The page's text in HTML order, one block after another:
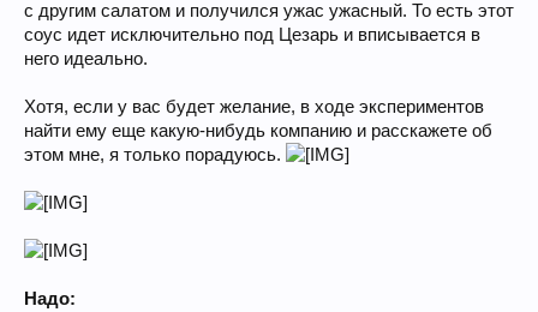
с другим салатом и получился ужас ужасный. То есть этот
соус идет исключительно под Цезарь и вписывается в
него идеально.
Хотя, если у вас будет желание, в ходе экспериментов
найти ему еще какую-нибудь компанию и расскажете об
этом мне, я только порадуюсь.
Надо: